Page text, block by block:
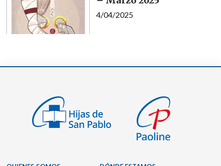
4/04/2025